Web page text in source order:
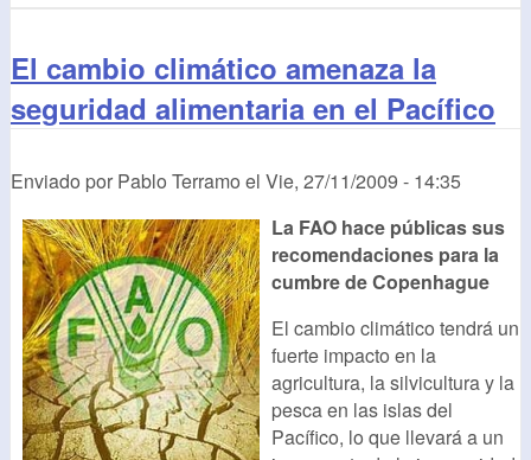
El cambio climático amenaza la
seguridad alimentaria en el Pacífico
Enviado por Pablo Terramo el Vie, 27/11/2009 - 14:35
La FAO hace públicas sus
recomendaciones para la
cumbre de Copenhague
El cambio climático tendrá un
fuerte impacto en la
agricultura, la silvicultura y la
pesca en las islas del
Pacífico, lo que llevará a un